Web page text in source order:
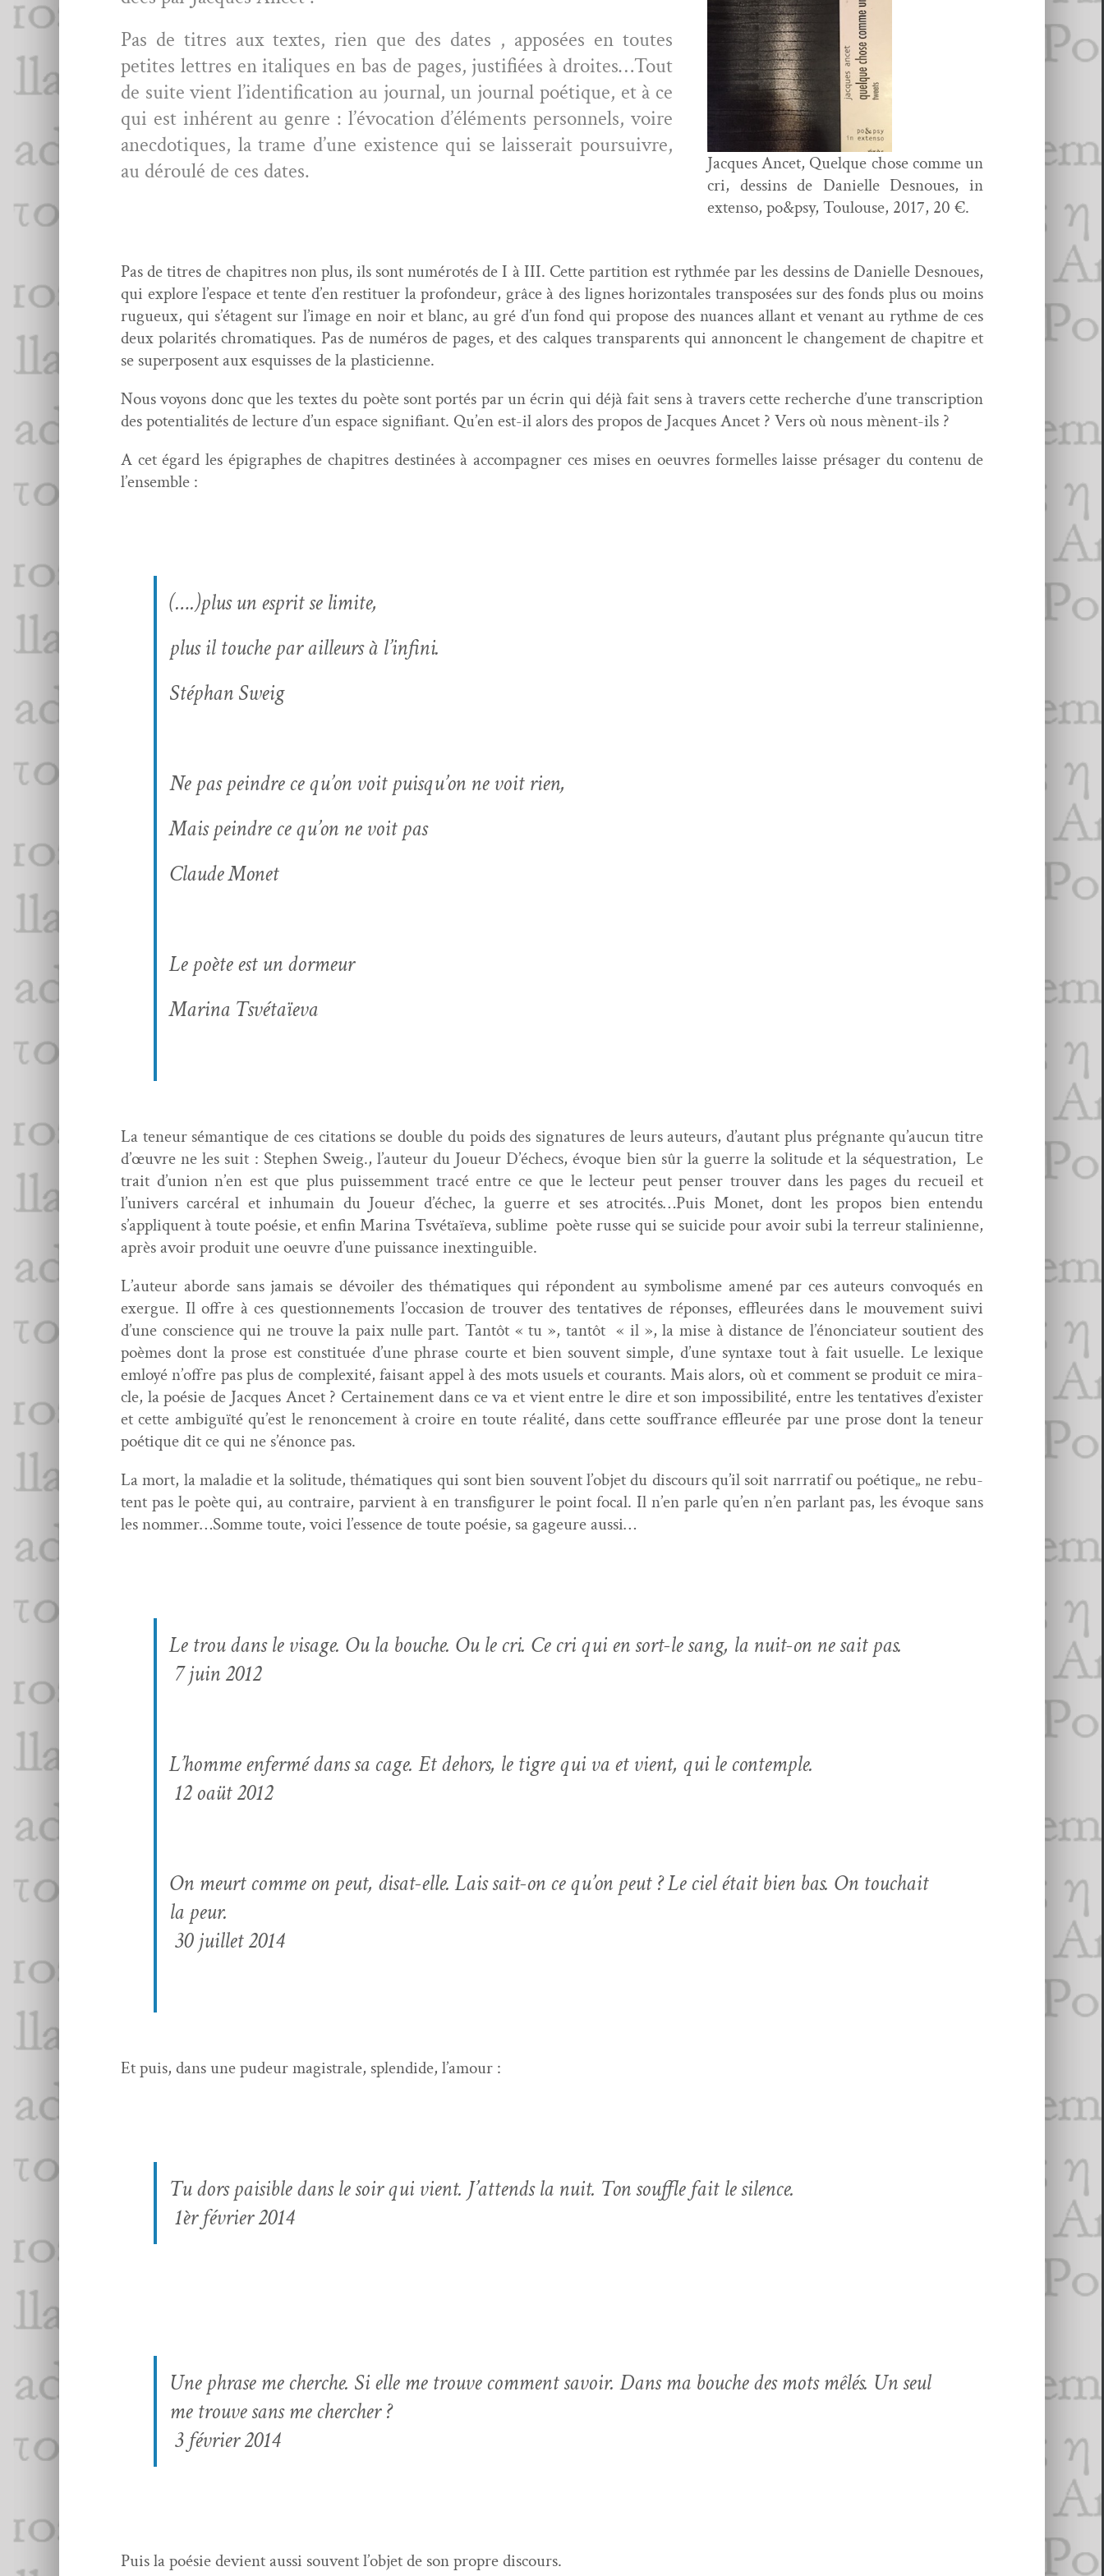
Pas de titres aux textes, rien que des dates , apposées en toutes
petites let­tres en italiques en bas de pages, jus­ti­fiées à droites…Tout
de suite vient l’identification au jour­nal, un jour­nal poé­tique, et à ce
qui est inhérent au genre : l’évocation d’éléments per­son­nels, voire
anec­do­tiques, la trame d’une exis­tence qui se lais­serait pour­suiv­re,
au déroulé de ces dates.
Jacques Ancet, Quelque chose comme un
cri, dessins de Danielle Desnoues, in
exten­so, po&psy, Toulouse, 2017, 20 €.
Pas de titres de chapitres non plus, ils sont numérotés de I à III. Cette par­ti­tion est ryth­mée par les dessins de Danielle Desnoues,
qui explore l’espace et tente d’en restituer la pro­fondeur, grâce à des lignes hor­i­zon­tales trans­posées sur des fonds plus ou moins
rugueux, qui s’étagent sur l’image en noir et blanc, au gré d’un fond qui pro­pose des nuances allant et venant au rythme de ces
deux polar­ités chro­ma­tiques. Pas de numéros de pages, et des calques trans­par­ents qui annon­cent le change­ment de chapitre et
se super­posent aux esquiss­es de la plasticienne.
Nous voyons donc que les textes du poète sont portés par un écrin qui déjà fait sens à tra­vers cette recherche d’une tran­scrip­tion
des poten­tial­ités de lec­ture d’un espace sig­nifi­ant. Qu’en est-il alors des pro­pos de Jacques Ancet ? Vers où nous mènent-ils ?
A cet égard les épigraphes de chapitres des­tinées à accom­pa­g­n­er ces mis­es en oeu­vres formelles laisse présager du con­tenu de
l’ensemble :
(….)plus un esprit se limite,
plus il touche par ailleurs à l’infini.
Stéphan Sweig
Ne pas pein­dre ce qu’on voit puisqu’on ne voit rien,
Mais pein­dre ce qu’on ne voit pas
Claude Mon­et
Le poète est un dormeur
Mari­na Tsvétaïeva
La teneur séman­tique de ces cita­tions se dou­ble du poids des sig­na­tures de leurs auteurs, d’autant plus prég­nante qu’aucun titre
d’œuvre ne les suit : Stephen Sweig., l’auteur du Joueur D’échecs, évoque bien sûr la guerre la soli­tude et la séques­tra­tion, Le
trait d’union n’en est que plus puis­sem­ment tracé entre ce que le lecteur peut penser trou­ver dans les pages du recueil et
l’univers car­céral et inhu­main du Joueur d’échec, la guerre et ses atrocités…Puis Mon­et, dont les pro­pos bien enten­du
s’appliquent à toute poésie, et enfin Mari­na Tsvé­taïe­va, sub­lime poète russe qui se sui­cide pour avoir subi la ter­reur stal­in­i­enne,
après avoir pro­duit une oeu­vre d’une puis­sance inextinguible.
L’auteur abor­de sans jamais se dévoil­er des thé­ma­tiques qui répon­dent au sym­bol­isme amené par ces auteurs con­vo­qués en
exer­gue. Il offre à ces ques­tion­nements l’occasion de trou­ver des ten­ta­tives de répons­es, effleurées dans le mou­ve­ment suivi
d’une con­science qui ne trou­ve la paix nulle part. Tan­tôt « tu », tan­tôt « il », la mise à dis­tance de l’énonciateur sou­tient des
poèmes dont la prose est con­sti­tuée d’une phrase courte et bien sou­vent sim­ple, d’une syn­taxe tout à fait usuelle. Le lex­ique
emloyé n’offre pas plus de com­plex­ité, faisant appel à des mots usuels et courants. Mais alors, où et com­ment se pro­duit ce mir­a­
cle, la poésie de Jacques Ancet ? Cer­taine­ment dans ce va et vient entre le dire et son impos­si­bil­ité, entre les ten­ta­tives d’exister
et cette ambiguïté qu’est le renon­ce­ment à croire en toute réal­ité, dans cette souf­france effleurée par une prose dont la teneur
poé­tique dit ce qui ne s’énonce pas.
La mort, la mal­adie et la soli­tude, thé­ma­tiques qui sont bien sou­vent l’objet du dis­cours qu’il soit nar­rratif ou poé­tique„ ne rebu­
tent pas le poète qui, au con­traire, parvient à en trans­fig­ur­er le point focal. Il n’en par­le qu’en n’en par­lant pas, les évoque sans
les nommer…Somme toute, voici l’essence de toute poésie, sa gageure aussi…
Le trou dans le vis­age. Ou la bouche. Ou le cri. Ce cri qui en sort-le sang, la nuit-on ne sait pas.
7 juin 2012
L’homme enfer­mé dans sa cage. Et dehors, le tigre qui va et vient, qui le contemple.
12 oaüt 2012
On meurt comme on peut, dis­at-elle. Lais sait-on ce qu’on peut ? Le ciel était bien bas. On touchait
la peur.
30 juil­let 2014
Et puis, dans une pudeur magis­trale, splen­dide, l’amour :
Tu dors pais­i­ble dans le soir qui vient. J’attends la nuit. Ton souf­fle fait le silence.
1èr févri­er 2014
Une phrase me cherche. Si elle me trou­ve com­ment savoir. Dans ma bouche des mots mêlés. Un seul
me trou­ve sans me chercher ?
3 févri­er 2014
Puis la poésie devient aus­si sou­vent l’objet de son pro­pre discours.